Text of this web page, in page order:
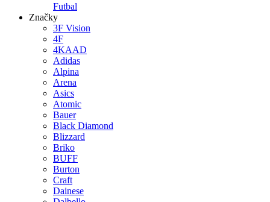
Futbal
Značky
3F Vision
4F
4KAAD
Adidas
Alpina
Arena
Asics
Atomic
Bauer
Black Diamond
Blizzard
Briko
BUFF
Burton
Craft
Dainese